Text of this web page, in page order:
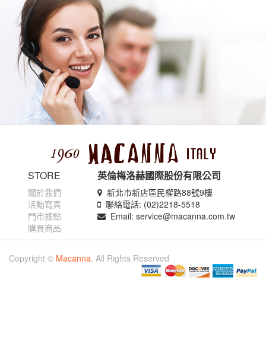
STORE
關於我們
活動寫真
門市據點
購買商品
英倫梅洛赫國際股份有限公司
新北市新店區民權路88號9樓
聯絡電話: (02)2218-5518
Email: service@macanna.com.tw
Copyright © Macanna. All Rights Reserved